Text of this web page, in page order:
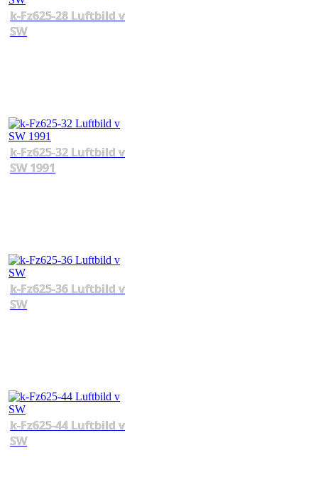
k-Fz625-28 Luftbild v
SW
k-Fz625-32 Luftbild v
SW 1991
k-Fz625-36 Luftbild v
SW
k-Fz625-44 Luftbild v
SW